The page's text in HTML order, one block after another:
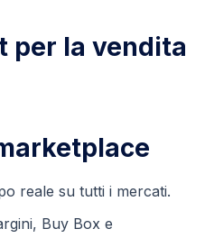
per la vendita
reale su tutti i mercati.
Buy Box e